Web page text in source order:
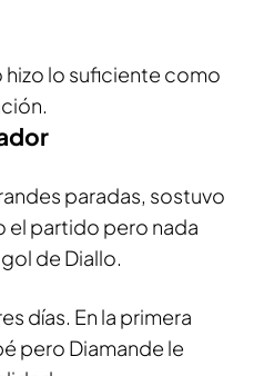
hizo lo suficiente como
paradas, sostuvo
el partido pero nada
de Diallo.
días. En la primera
pero Diamande le